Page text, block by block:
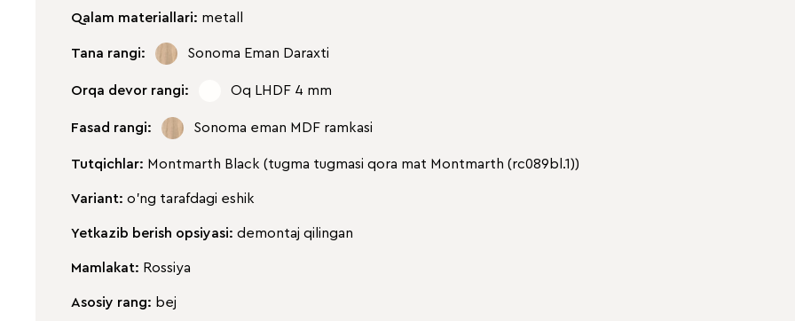
Qalam materiallari: metall
Tana rangi: Sonoma Eman Daraxti
Orqa devor rangi: Oq LHDF 4 mm
Fasad rangi: Sonoma eman MDF ramkasi
Tutqichlar: Montmarth Black (tugma tugmasi qora mat Montmarth (rc089bl.1))
Variant: o'ng tarafdagi eshik
Yetkazib berish opsiyasi: demontaj qilingan
Mamlakat: Rossiya
Asosiy rang: bej